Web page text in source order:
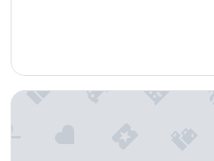
g
Hyatt House Nashville Airport